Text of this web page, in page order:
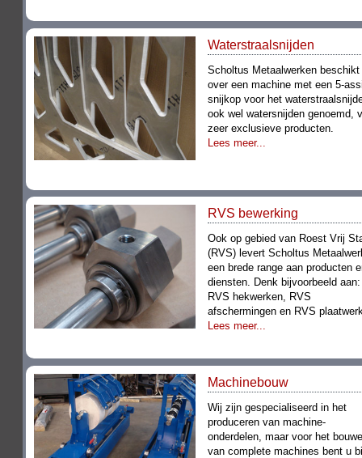
Waterstraalsnijden
Scholtus Metaalwerken beschikt
over een machine met een 5-
snijkop voor het
ook wel watersnijden genoemd,
zeer exclusieve producten.
Lees meer...
RVS bewerking
Ook op gebied van Roest Vrij
(RVS) levert Scholtus
een brede range aan producten
diensten. Denk bijvoorbeeld aan:
RVS hekwerken, RVS
afschermingen en RVS
Lees meer...
Machinebouw
Wij zijn gespecialiseerd in het
produceren van machine-
onderdelen, maar voor het
van complete machines bent u